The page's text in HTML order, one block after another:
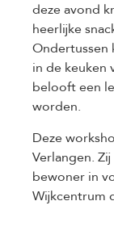
deze avond
heerlijke
Ondertussen
in de keuken
belooft een
worden.
Deze
Verlangen.
bewoner in
Wijkcentrum